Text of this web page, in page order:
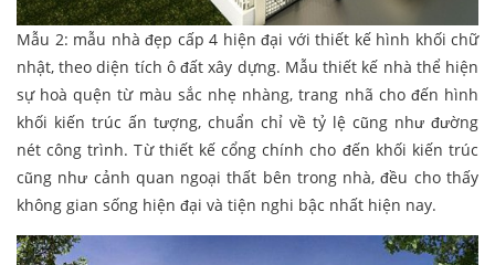
Mẫu 2: mẫu nhà đẹp cấp 4 hiện đại với thiết kế hình khối chữ
nhật, theo diện tích ô đất xây dựng. Mẫu thiết kế nhà thể hiện
sự hoà quện từ màu sắc nhẹ nhàng, trang nhã cho đến hình
khối kiến trúc ấn tượng, chuẩn chỉ về tỷ lệ cũng như đường
nét công trình. Từ thiết kế cổng chính cho đến khối kiến trúc
cũng như cảnh quan ngoại thất bên trong nhà, đều cho thấy
không gian sống hiện đại và tiện nghi bậc nhất hiện nay.